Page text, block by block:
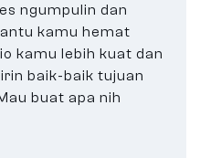
ngumpulin dan
kamu hemat
kamu lebih kuat dan
baik-baik tujuan
buat apa nih